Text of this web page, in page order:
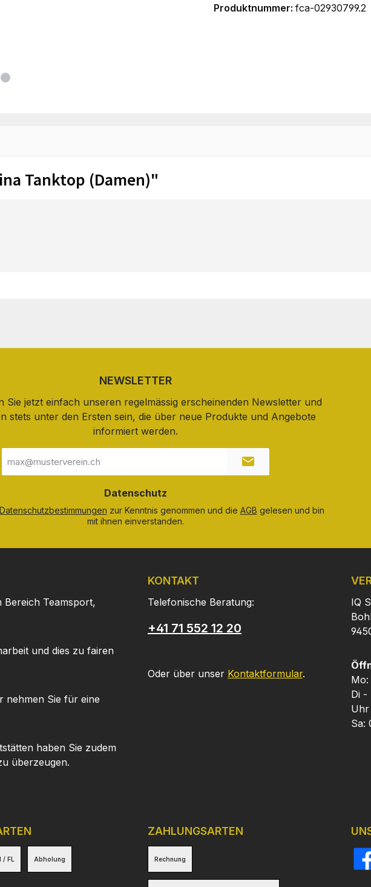
Produktnummer: fca-02930799.2
Tanktop (Damen)"
NEWSLETTER
Sie jetzt einfach unseren regelmässig erscheinenden Newsletter und
stets unter den Ersten sein, die über neue Produkte und Angebote
informiert werden.
Mail-
Adresse
Datenschutz
Datenschutzbestimmungen zur Kenntnis genommen und die AGB gelesen und bin
mit ihnen einverstanden.
Bereich Teamsport,
und dies zu fairen
nehmen Sie für eine
haben Sie zudem
überzeugen.
KONTAKT
Telefonische Beratung:
+41 71 552 12 20
Oder über unser Kontaktformular.
IQ
Mo:
Di -
Uhr
Sa:
/ FL Abholung
ZAHLUNGSARTEN
Rechnung